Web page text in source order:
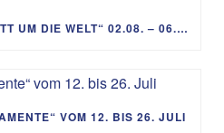
PREDIGTREIHE „MIT GOTT UM DIE WELT“ 02.08. – 06.09.
VOM 12. BIS 26. JULI